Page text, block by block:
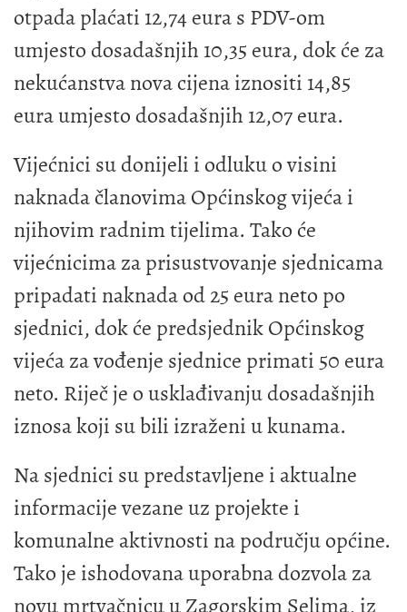
otpada plaćati 12,74 eura s PDV-om
umjesto dosadašnjih 10,35 eura, dok će za
nekućanstva nova cijena iznositi 14,85
eura umjesto dosadašnjih 12,07 eura.
Vijećnici su donijeli i odluku o visini
naknada članovima Općinskog vijeća i
njihovim radnim tijelima. Tako će
vijećnicima za prisustvovanje sjednicama
pripadati naknada od 25 eura neto po
sjednici, dok će predsjednik Općinskog
vijeća za vođenje sjednice primati 50 eura
neto. Riječ je o usklađivanju dosadašnjih
iznosa koji su bili izraženi u kunama.
Na sjednici su predstavljene i aktualne
informacije vezane uz projekte i
komunalne aktivnosti na području općine.
Tako je ishodovana uporabna dozvola za
novu mrtvačnicu u Zagorskim Selima, iz